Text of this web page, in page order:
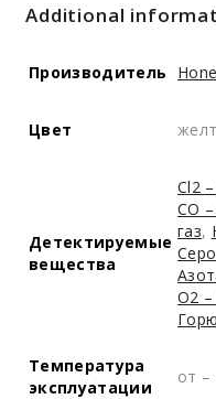
Additional
Производитель
Цвет
Детектируемые
вещества
Cl2
CO
газ,
O2
Температура
эксплуатации
от –